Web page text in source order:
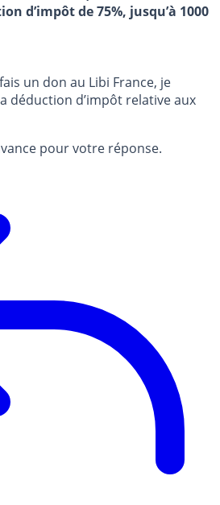
d’impôt de 75%, jusqu’à 1000
un don au Libi France, je
déduction d’impôt relative aux
pour votre réponse.